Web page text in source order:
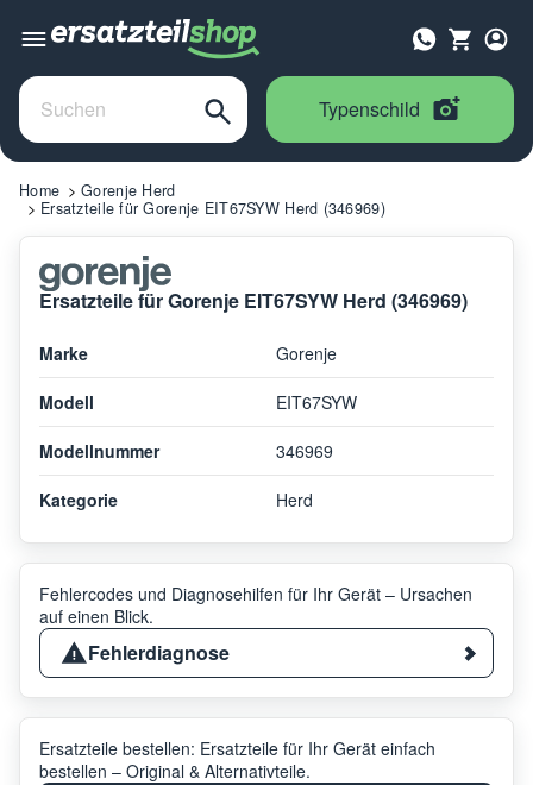
Typenschild
Home
Gorenje Herd
Ersatzteile für Gorenje EIT67SYW Herd (346969)
Ersatzteile für Gorenje EIT67SYW Herd (346969)
Marke Gorenje
Modell EIT67SYW
Modellnummer 346969
Kategorie Herd
Fehlercodes und Diagnosehilfen für Ihr Gerät – Ursachen
auf einen Blick.
Fehlerdiagnose
Ersatzteile bestellen: Ersatzteile für Ihr Gerät einfach
bestellen – Original & Alternativteile.